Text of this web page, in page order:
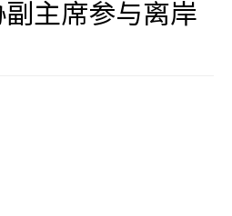
主席参与离岸